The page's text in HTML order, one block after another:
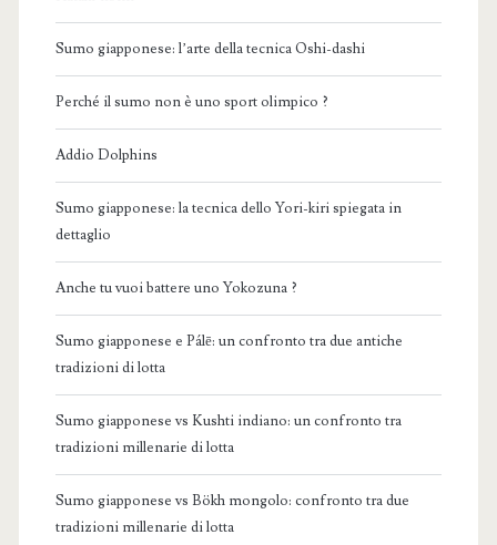
Sumo giapponese: l’arte della tecnica Oshi-dashi
Perché il sumo non è uno sport olimpico ?
Addio Dolphins
Sumo giapponese: la tecnica dello Yori-kiri spiegata in
dettaglio
Anche tu vuoi battere uno Yokozuna ?
Sumo giapponese e Pálē: un confronto tra due antiche
tradizioni di lotta
Sumo giapponese vs Kushti indiano: un confronto tra
tradizioni millenarie di lotta
Sumo giapponese vs Bökh mongolo: confronto tra due
tradizioni millenarie di lotta